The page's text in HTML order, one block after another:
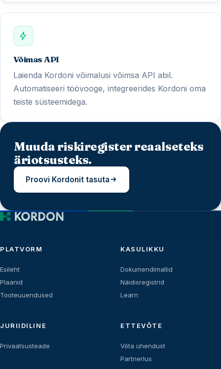
Võimas API
Laienda Kordoni võimalusi võimsa API abil.
Automatiseeri töövooge, integreerides Kordoni oma
teiste süsteemidega.
Muuda riskiregister reaalseteks
äriotsusteks.
Proovi Kordonit tasuta
PLATVORM
Esileht
Plaanid
Tooteuuendused
KASULIKKU
Dokumendimallid
Näidisregistrid
Learn
JURIIDILINE
Privaatsusteade
ETTEVÕTE
Võta ühendust
Partnerlus